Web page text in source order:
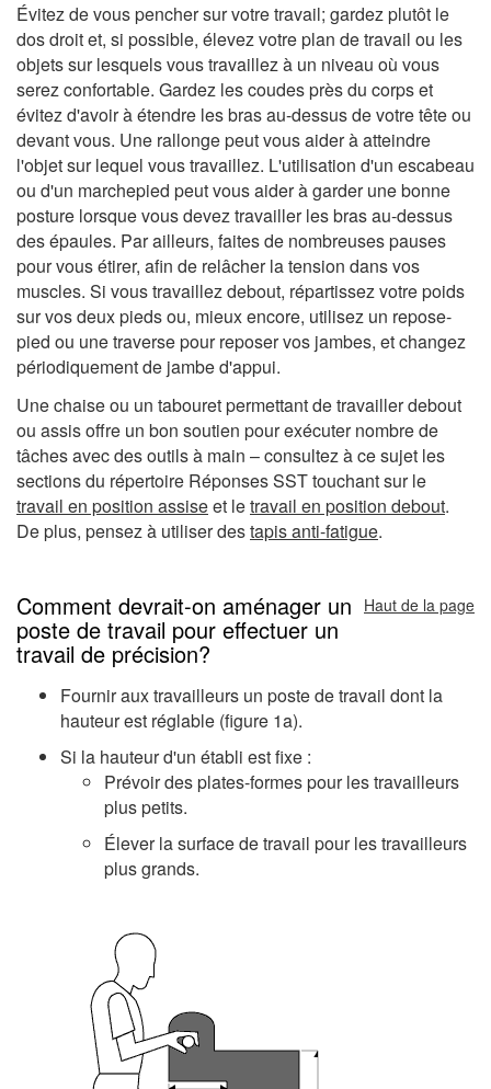
Évitez de vous pencher sur votre travail; gardez plutôt le
dos droit et, si possible, élevez votre plan de travail ou les
objets sur lesquels vous travaillez à un niveau où vous
serez confortable. Gardez les coudes près du corps et
évitez d'avoir à étendre les bras au-dessus de votre tête ou
devant vous. Une rallonge peut vous aider à atteindre
l'objet sur lequel vous travaillez. L'utilisation d'un escabeau
ou d'un marchepied peut vous aider à garder une bonne
posture lorsque vous devez travailler les bras au-dessus
des épaules. Par ailleurs, faites de nombreuses pauses
pour vous étirer, afin de relâcher la tension dans vos
muscles. Si vous travaillez debout, répartissez votre poids
sur vos deux pieds ou, mieux encore, utilisez un repose-
pied ou une traverse pour reposer vos jambes, et changez
périodiquement de jambe d'appui.
Une chaise ou un tabouret permettant de travailler debout
ou assis offre un bon soutien pour exécuter nombre de
tâches avec des outils à main – consultez à ce sujet les
sections du répertoire Réponses SST touchant sur le
travail en position assiseet letravail en position debout.
De plus, pensez à utiliser destapis anti-fatigue.
Comment devrait-on aménager un
poste de travail pour effectuer un
travail de précision?
Haut de la page
Fournir aux travailleurs un poste de travail dont la
hauteur est réglable (figure 1a).
Si la hauteur d'un établi est fixe :
Prévoir des plates-formes pour les travailleurs
plus petits.
Élever la surface de travail pour les travailleurs
plus grands.